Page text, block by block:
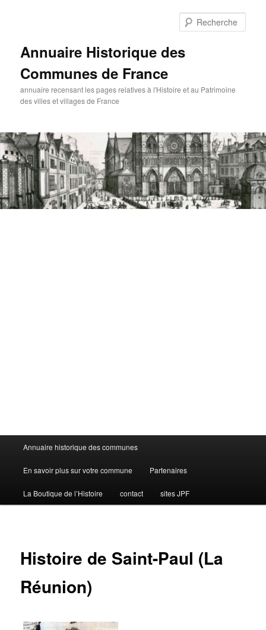
Annuaire Historique des
Communes de France
annuaire recensant les pages relatives à l'Histoire et au Patrimoine
des villes et villages de France
Menu
principal
Annuaire historique des communes
En savoir plus sur votre commune Partenaires
La Boutique de l’Histoire contact sites JPF
Histoire de Saint-Paul (La
Réunion)